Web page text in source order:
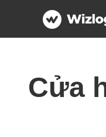
Cửa